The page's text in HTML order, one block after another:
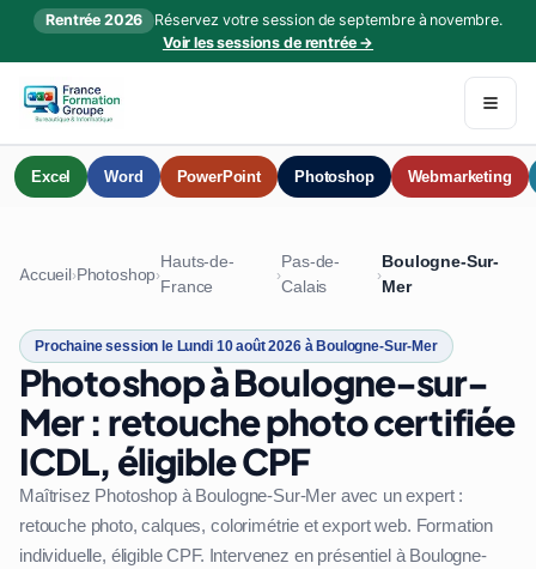
Rentrée 2026
Réservez votre session de septembre à novembre.
Voir les sessions de rentrée →
Excel Word PowerPoint Photoshop Webmarketing
Accueil›Photoshop›
Hauts-de-
France
›
Pas-de-
Calais
›
Boulogne-Sur-
Mer
Prochaine session le Lundi 10 août 2026 à Boulogne-Sur-Mer
Photoshop à Boulogne-sur-
Mer : retouche photo certifiée
ICDL, éligible CPF
Maîtrisez Photoshop à Boulogne-Sur-Mer avec un expert :
retouche photo, calques, colorimétrie et export web. Formation
individuelle, éligible CPF. Intervenez en présentiel à Boulogne-